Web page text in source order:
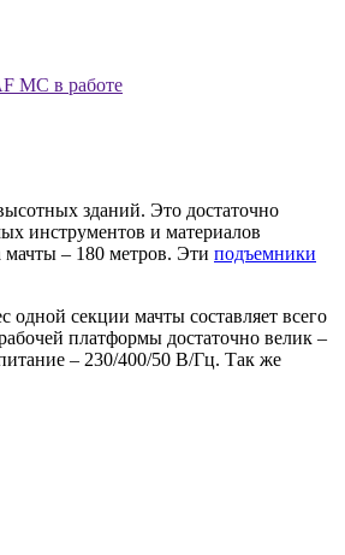
зданий. Это достаточно
инструментов и материалов
мачты – 180 метров. Эти подъемники
секции мачты составляет всего
платформы достаточно велик –
– 230/400/50 В/Гц. Так же